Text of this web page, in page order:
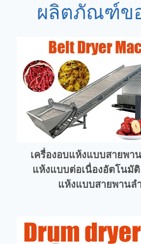
ผลิตภัณฑ์ขอ
เครื่องอบแห้งแบบสายพา
แห้งแบบต่อเนื่องอัตโนมัติ
แห้งแบบสายพานล